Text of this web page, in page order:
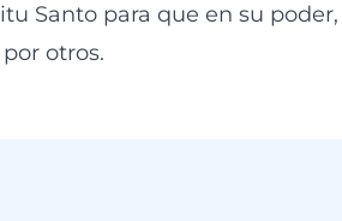
Santo para que en su
otros.